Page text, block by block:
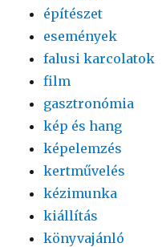
építészet
események
falusi karcolatok
film
gasztronómia
kép és hang
képelemzés
kertművelés
kézimunka
kiállítás
könyvajánló